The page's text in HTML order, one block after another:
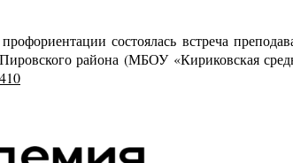
состоялась встреча
Пировского района (МБОУ «Кириковская